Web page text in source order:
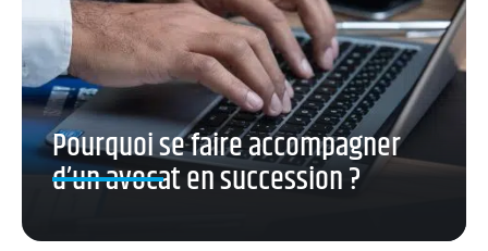
Pourquoi se faire accompagner
d’un avocat en succession ?